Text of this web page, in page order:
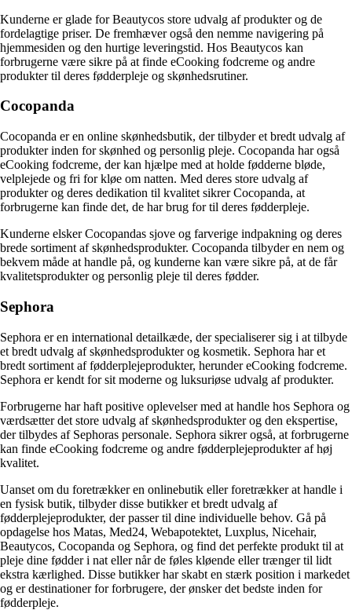
Kunderne er glade for Beautycos store udvalg af produkter og de
fordelagtige priser. De fremhæver også den nemme navigering på
hjemmesiden og den hurtige leveringstid. Hos Beautycos kan
forbrugerne være sikre på at finde eCooking fodcreme og andre
produkter til deres fødderpleje og skønhedsrutiner.
Cocopanda
Cocopanda er en online skønhedsbutik, der tilbyder et bredt udvalg af
produkter inden for skønhed og personlig pleje. Cocopanda har også
eCooking fodcreme, der kan hjælpe med at holde fødderne bløde,
velplejede og fri for kløe om natten. Med deres store udvalg af
produkter og deres dedikation til kvalitet sikrer Cocopanda, at
forbrugerne kan finde det, de har brug for til deres fødderpleje.
Kunderne elsker Cocopandas sjove og farverige indpakning og deres
brede sortiment af skønhedsprodukter. Cocopanda tilbyder en nem og
bekvem måde at handle på, og kunderne kan være sikre på, at de får
kvalitetsprodukter og personlig pleje til deres fødder.
Sephora
Sephora er en international detailkæde, der specialiserer sig i at tilbyde
et bredt udvalg af skønhedsprodukter og kosmetik. Sephora har et
bredt sortiment af fødderplejeprodukter, herunder eCooking fodcreme.
Sephora er kendt for sit moderne og luksuriøse udvalg af produkter.
Forbrugerne har haft positive oplevelser med at handle hos Sephora og
værdsætter det store udvalg af skønhedsprodukter og den ekspertise,
der tilbydes af Sephoras personale. Sephora sikrer også, at forbrugerne
kan finde eCooking fodcreme og andre fødderplejeprodukter af høj
kvalitet.
Uanset om du foretrækker en onlinebutik eller foretrækker at handle i
en fysisk butik, tilbyder disse butikker et bredt udvalg af
fødderplejeprodukter, der passer til dine individuelle behov. Gå på
opdagelse hos Matas, Med24, Webapotektet, Luxplus, Nicehair,
Beautycos, Cocopanda og Sephora, og find det perfekte produkt til at
pleje dine fødder i nat eller når de føles kløende eller trænger til lidt
ekstra kærlighed. Disse butikker har skabt en stærk position i markedet
og er destinationer for forbrugere, der ønsker det bedste inden for
fødderpleje.